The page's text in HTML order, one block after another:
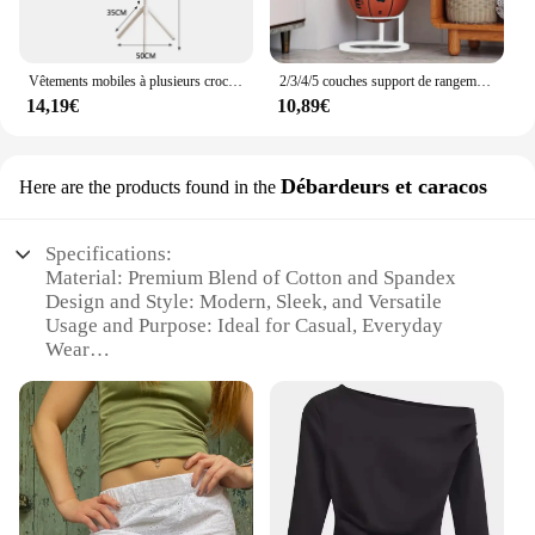
Vêtements mobiles à plusieurs crochets sur pied T1, forme de branche d'arbre et manteau de question T1 pour la maison, le salon, le stockage de vêtements
14,19€
2/3/4/5 couches support de rangement de basket-ball intérieur enfants balles placées support Football volley-ball support de basket-ball balles support en métal
10,89€
Here are the products found in the Débardeurs et caracos
Specifications:
Material: Premium Blend of Cotton and Spandex
Design and Style: Modern, Sleek, and Versatile
Usage and Purpose: Ideal for Casual, Everyday
Wear
All
Performance and Property: Comfortable and
Durable Fabric
Parts and Accessories: Comes as a Set for Complete
Outfit